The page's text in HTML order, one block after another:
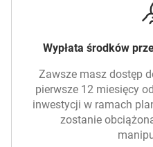
Wypłata środków
Zawsze masz dostęp
pierwsze 12 miesięcy
inwestycji w ramach
zostanie